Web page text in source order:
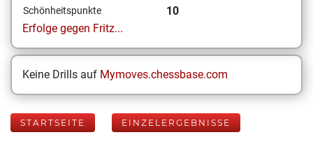
Schönheitspunkte
10
Erfolge gegen Fritz...
Keine Drills auf Mymoves.chessbase.com
STARTSEITE EINZELERGEBNISSE